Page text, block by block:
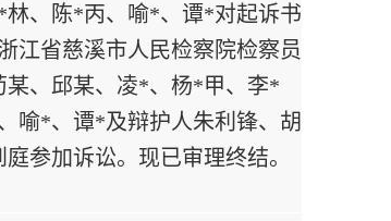
、陈*丙、喻*、谭*对起诉书
江省慈溪市人民检察院检察员
、邱某、凌*、杨*甲、李*
喻*、谭*及辩护人朱利锋、胡
参加诉讼。现已审理终结。